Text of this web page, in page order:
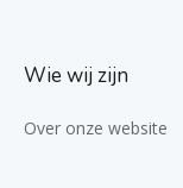
Wie wij zijn
Over onze website